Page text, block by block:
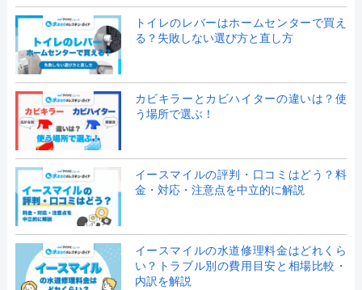
トイレのレバーはホームセンターで買え
る？失敗しない選び方と直し方
カビキラーとカビハイターの違いは？使
う場所で選ぶ！
イースマイルの評判・口コミはどう？料
金・対応・注意点を中立的に解説
イースマイルの水道修理料金はどれくら
い？トラブル別の費用目安と相場比較・
内訳を解説